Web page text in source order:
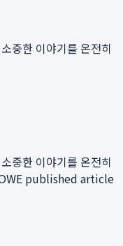
중한 이야기를 온전히
중한 이야기를 온전히
published article